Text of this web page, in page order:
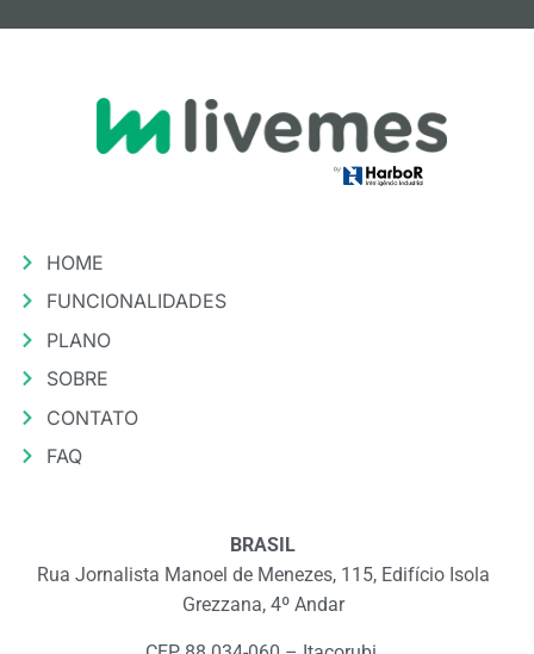
HOME
FUNCIONALIDADES
PLANO
SOBRE
CONTATO
FAQ
BRASIL
Rua Jornalista Manoel de Menezes, 115, Edifício Isola
Grezzana, 4º Andar